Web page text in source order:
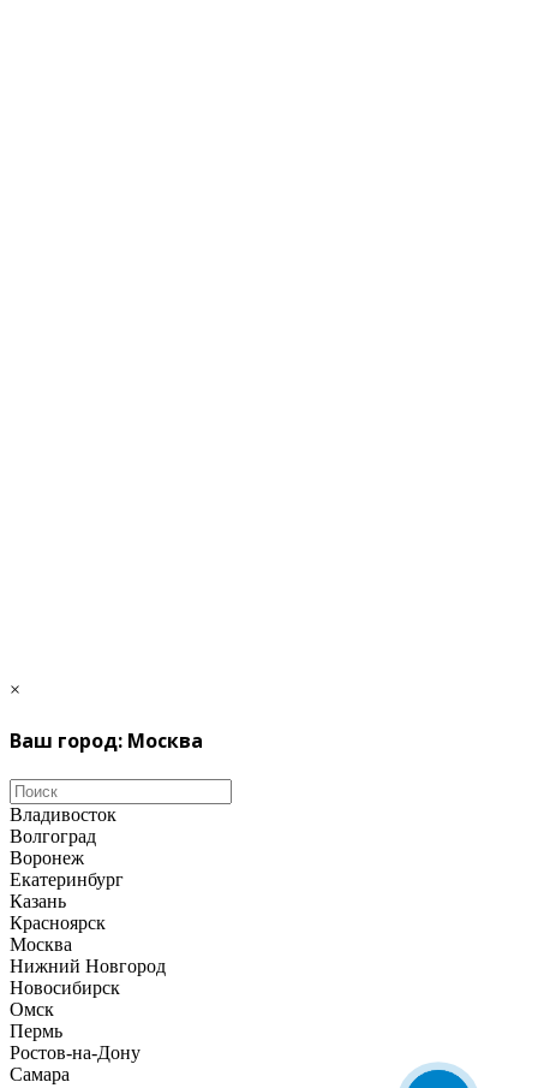
×
Ваш город: Москва
Владивосток
Волгоград
Воронеж
Екатеринбург
Казань
Красноярск
Москва
Нижний Новгород
Новосибирск
Омск
Пермь
Ростов-на-Дону
Самара